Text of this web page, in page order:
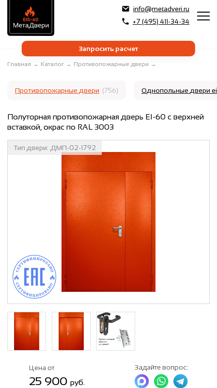
info@metadveri.ru
+7 (495) 411-34-34
Запросить расчет
Главная → Каталог → Противопожарные двери →
Противопожарные двери (756) Однопольные двери
Полуторная противопожарная дверь EI-60 с верхней
вставкой, окрас по RAL 3003
Тип двери: ДМП-02-1792
Цена от
25 900руб.
Задайте вопрос: